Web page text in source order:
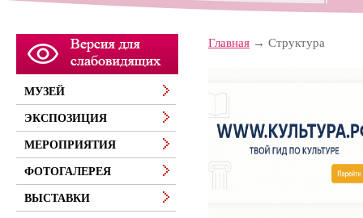
Главная Структура
МУЗЕЙ
ЭКСПОЗИЦИЯ
МЕРОПРИЯТИЯ
ФОТОГАЛЕРЕЯ
ВЫСТАВКИ